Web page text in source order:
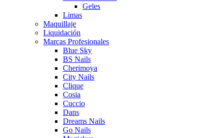
Geles
Limas
Maquillaje
Liquidación
Marcas Profesionales
Blue Sky
BS Nails
Cherimoya
City Nails
Clique
Cosia
Cuccio
Dans
Dreams Nails
Go Nails